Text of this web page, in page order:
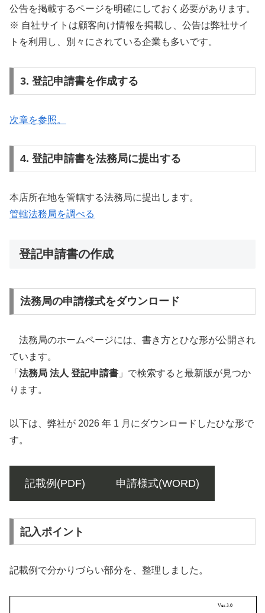
公告を掲載するページを明確にしておく必要があります。
※ 自社サイトは顧客向け情報を掲載し、公告は弊社サイ
トを利用し、別々にされている企業も多いです。
3. 登記申請書を作成する
次章を参照。
4. 登記申請書を法務局に提出する
本店所在地を管轄する法務局に提出します。
管轄法務局を調べる
登記申請書の作成
法務局の申請様式をダウンロード
法務局のホームページには、書き方とひな形が公開され
ています。
「 法務局 法人 登記申請書 」で検索すると最新版が見つか
ります。
以下は、弊社が 2026 年 1 月にダウンロードしたひな形で
す。
記載例(PDF) 申請様式(WORD)
記入ポイント
記載例で分かりづらい部分を、整理しました。